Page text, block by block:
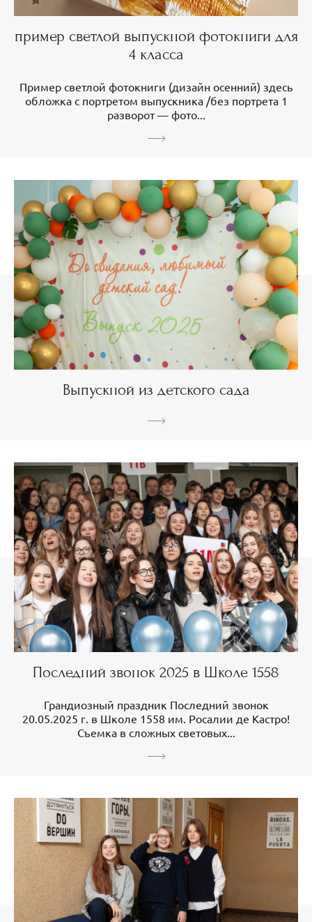
пример светлой выпускной фотокниги для
4 класса
Пример светлой фотокниги (дизайн осенний) здесь
обложка с портретом выпускника /без портрета 1
разворот — фото...
Выпускной из детского сада
Последний звонок 2025 в Школе 1558
Грандиозный праздник Последний звонок
20.05.2025 г. в Школе 1558 им. Росалии де Кастро!
Съемка в сложных световых...